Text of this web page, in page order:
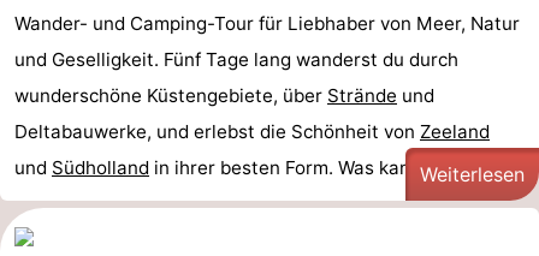
Wander- und Camping-Tour für Liebhaber von Meer, Natur
und Geselligkeit. Fünf Tage lang wanderst du durch
wunderschöne Küstengebiete, über Strände und
Deltabauwerke, und erlebst die Schönheit von Zeeland
und Südholland in ihrer besten Form. Was kannst du ...
Weiterlesen